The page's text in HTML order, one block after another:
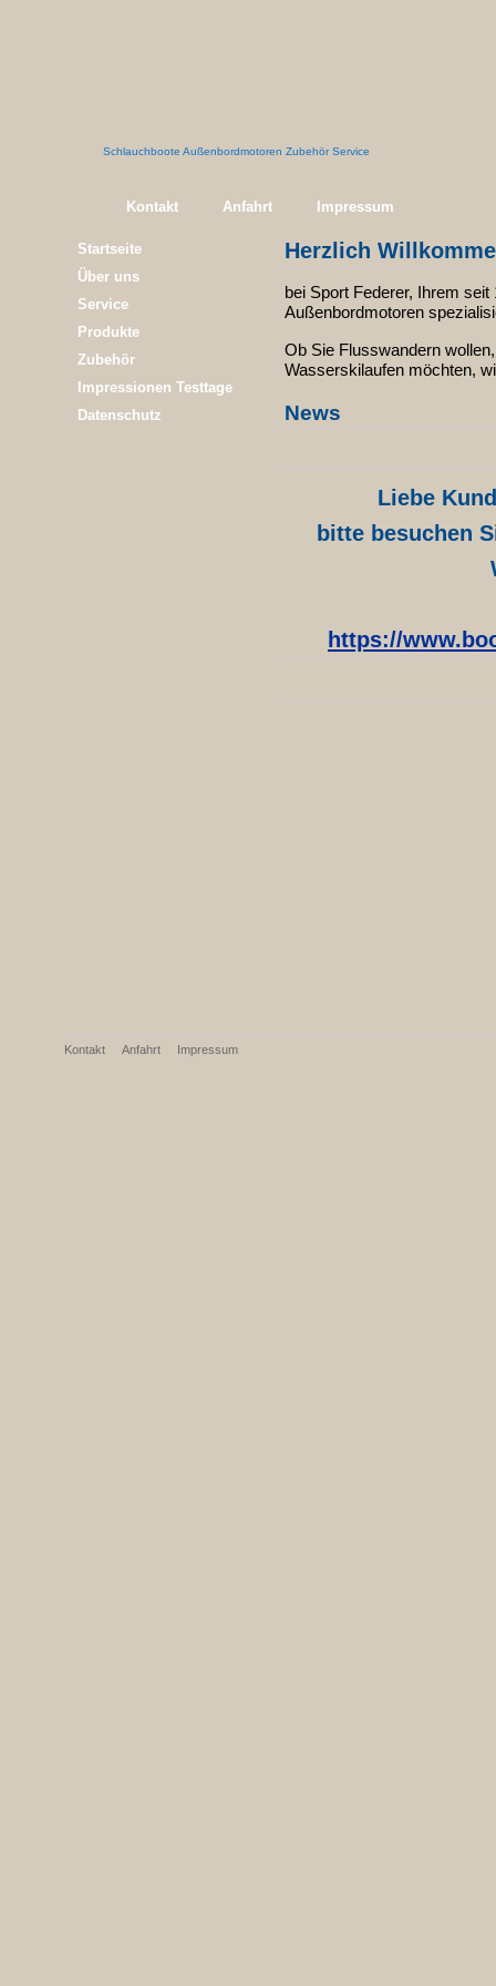
Schlauchboote Außenbordmotoren Zubehör Service
Kontakt Anfahrt Impressum
Startseite
Über uns
Service
Produkte
Zubehör
Impressionen Testtage
Datenschutz
Herzlich
bei Sport Federer, Ihrem
Außenbordmotoren
Ob Sie Flusswandern
Wasserskilaufen möchten,
News
Liebe
bitte besuchen
https://
Kontakt Anfahrt Impressum